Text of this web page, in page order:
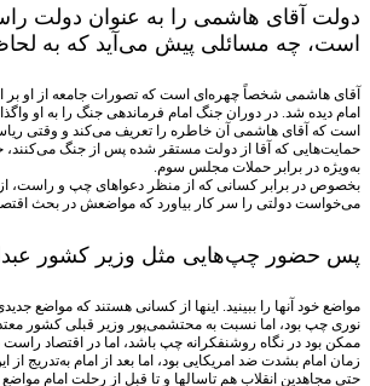
دولت آقای هاشمی را به عنوان دولت
است، چه مسائلی پیش می‌آید که به
آقای هاشمی شخصاً چهره‌ای است که تصورات جامعه از او بر
امام دیده شد. در دوران جنگ امام فرماندهی جنگ را به او
است که آقای هاشمی آن خاطره را تعریف می‌کند و وقتی
حمایت‌هایی که آقا از دولت مستقر شده پس از جنگ
به‌ویژه در برابر حملات مجلس سوم.
بخصوص در برابر کسانی که از منظر دعواهای چپ و راست،
می‌خواست دولتی را سر کار بیاورد که مواضعش در بحث
پس حضور چپ‌هایی مثل وزیر کشور
مواضع خود آنها را ببینید. اینها از کسانی هستند که مواضع
نوری چپ بود، اما نسبت به محتشمی‌پور وزیر قبلی کشور
ممکن بود در نگاه روشنفکرانه چپ باشد، اما در اقتصاد راست
زمان امام بشدت ضد امریکایی بود، اما بعد از امام به‌تدریج از این